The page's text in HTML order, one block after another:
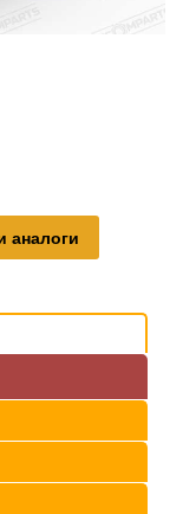
аналоги